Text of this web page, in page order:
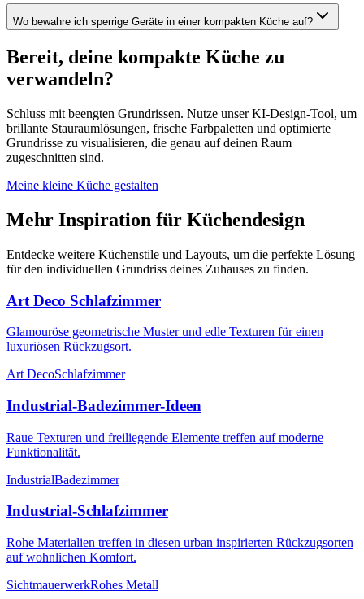
Wo bewahre ich sperrige Geräte in einer kompakten Küche auf?
Bereit, deine kompakte Küche zu
verwandeln?
Schluss mit beengten Grundrissen. Nutze unser KI-Design-Tool, um
brillante Stauraumlösungen, frische Farbpaletten und optimierte
Grundrisse zu visualisieren, die genau auf deinen Raum
zugeschnitten sind.
Meine kleine Küche gestalten
Mehr Inspiration für Küchendesign
Entdecke weitere Küchenstile und Layouts, um die perfekte Lösung
für den individuellen Grundriss deines Zuhauses zu finden.
Art Deco Schlafzimmer
Glamouröse geometrische Muster und edle Texturen für einen
luxuriösen Rückzugsort.
Art DecoSchlafzimmer
Industrial-Badezimmer-Ideen
Raue Texturen und freiliegende Elemente treffen auf moderne
Funktionalität.
IndustrialBadezimmer
Industrial-Schlafzimmer
Rohe Materialien treffen in diesen urban inspirierten Rückzugsorten
auf wohnlichen Komfort.
SichtmauerwerkRohes Metall